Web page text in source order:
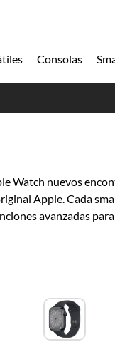
Consolas
Watch nuevos
Apple. Cada
avanzadas